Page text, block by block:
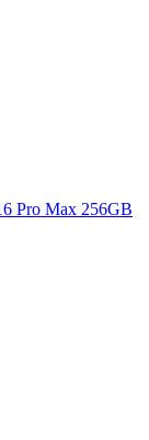
Pro Max 256GB